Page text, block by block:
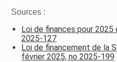
Sources :
Loi de finances pour 2025
2025-127
Loi de financement de la
février 2025, no 2025-199